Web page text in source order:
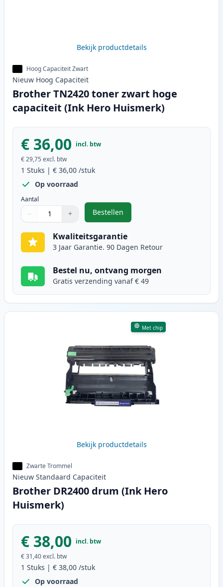
Bekijk productdetails
Hoog Capaciteit Zwart
Nieuw Hoog Capaciteit
Brother TN2420 toner zwart hoge
capaciteit (Ink Hero Huismerk)
€ 36,00 incl. btw
€ 29,75 excl. btw
1 Stuks | € 36,00 /stuk
Op voorraad
Aantal
Gebruik de knoppen om aan te passen
− +
1
Bestellen
,Brother TN2420 toner zwart
Kwaliteitsgarantie
3 Jaar Garantie. 90 Dagen Retour
Bestel nu, ontvang morgen
Gratis verzending vanaf € 49
Met chip
Bekijk productdetails
Zwarte Trommel
Nieuw Standaard Capaciteit
Brother DR2400 drum (Ink Hero
Huismerk)
€ 38,00 incl. btw
€ 31,40excl. btw
1 Stuks | € 38,00 /stuk
Op voorraad